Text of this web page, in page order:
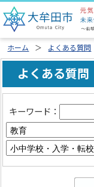
ホーム よくある質問
よくある質問
キーワード：